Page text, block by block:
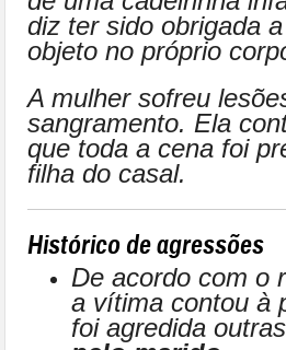
diz ter sido obrigada
objeto no próprio
A mulher sofreu
sangramento. Ela
que toda a cena foi
filha do casal.
Histórico de agressões
De acordo com o
a vítima contou à
foi agredida outras